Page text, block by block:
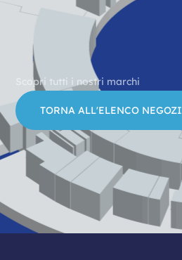
Scopri tutti i nostri marchi
TORNA ALL'ELENCO NEGOZI